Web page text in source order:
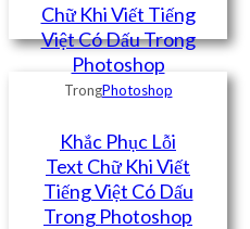
Chữ Khi Viết Tiếng
Việt Có Dấu Trong
Photoshop
TrongPhotoshop
Khắc Phục Lỗi
Text Chữ Khi Viết
Tiếng Việt Có Dấu
Trong Photoshop